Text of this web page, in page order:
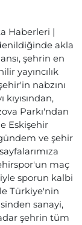
Haberleri |
akla
şehrin en
yayıncılık
nabzını
Parkı'ndan
Eskişehir
ve şehir
maç
sporun kalbi
Türkiye'nin
sanayi,
şehrin tüm